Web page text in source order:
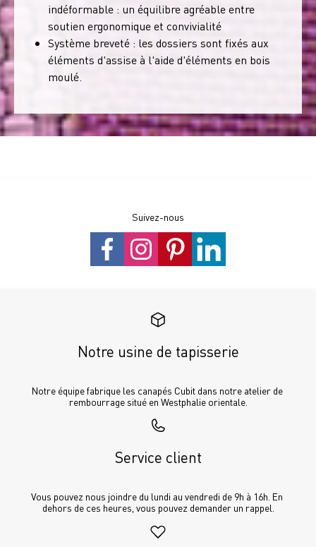
indéformable : un équilibre agréable entre
soutien ergonomique et convivialité
Système breveté : les dossiers sont fixés aux
éléments d'assise à l'aide d'éléments en bois
moulé.
Suivez-nous
Notre usine de tapisserie
Notre équipe fabrique les canapés Cubit dans notre atelier de
rembourrage situé en Westphalie orientale.
Service client
Vous pouvez nous joindre du lundi au vendredi de 9h à 16h. En
dehors de ces heures, vous pouvez demander un rappel.